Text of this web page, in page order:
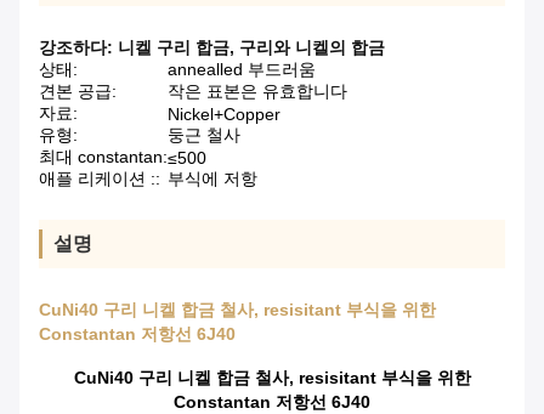
강조하다: 니켈 구리 합금, 구리와 니켈의 합금
상태:
annealled 부드러움
견본 공급:
작은 표본은 유효합니다
자료:
Nickel+Copper
유형:
둥근 철사
최대 constantan:≤500
애플 리케이션 :: 부식에 저항
설명
CuNi40 구리 니켈 합금 철사, resisitant 부식을 위한
Constantan 저항선 6J40
CuNi40 구리 니켈 합금 철사, resisitant 부식을 위한
Constantan 저항선 6J40